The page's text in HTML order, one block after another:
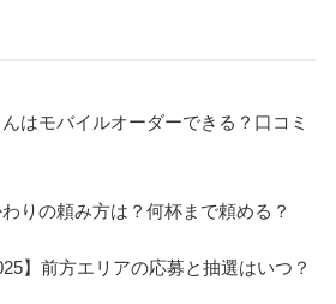
はモバイルオーダーできる？口コミ
りの頼み方は？何杯まで頼める？
】前方エリアの応募と抽選はいつ？